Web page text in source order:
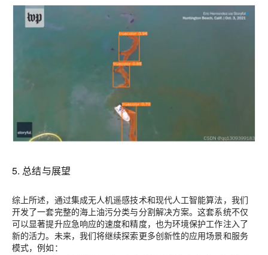
5. 总结与展望
综上所述，通过集成无人机遥感技术和现代人工智能算法，我们
开发了一套完整的海上油污分类与分割解决方案。这套系统不仅
可以显著提升应急响应的速度和精度，也为环境保护工作注入了
新的活力。未来，我们将继续探索更多创新性的应用场景和服务
模式，例如：